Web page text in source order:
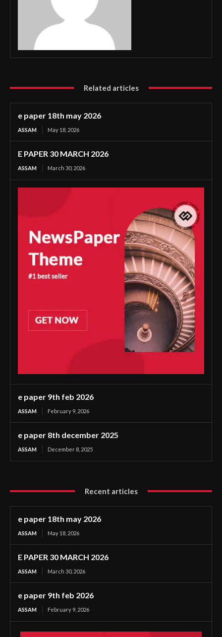
Related articles
e paper 18th may 2026
ASSAM May 18, 2026
E PAPER 30 MARCH 2026
ASSAM March 30, 2026
e paper 9th feb 2026
ASSAM February 9, 2026
e paper 8th december 2025
ASSAM December 8, 2025
Recent articles
e paper 18th may 2026
ASSAM May 18, 2026
E PAPER 30 MARCH 2026
ASSAM March 30, 2026
e paper 9th feb 2026
ASSAM February 9, 2026